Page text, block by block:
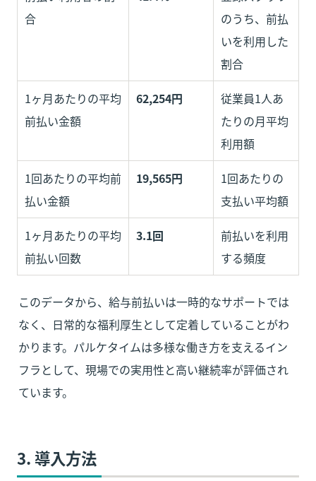
合
のうち、前払
いを利用した
割合
1ヶ月あたりの平均
前払い金額
62,254円
従業員1人あ
たりの月平均
利用額
1回あたりの平均前
払い金額
19,565円
1回あたりの
支払い平均額
1ヶ月あたりの平均
前払い回数
3.1回
前払いを利用
する頻度
このデータから、給与前払いは一時的なサポートでは
なく、日常的な福利厚生として定着していることがわ
かります。パルケタイムは多様な働き方を支えるイン
フラとして、現場での実用性と高い継続率が評価され
ています。
3. 導入方法